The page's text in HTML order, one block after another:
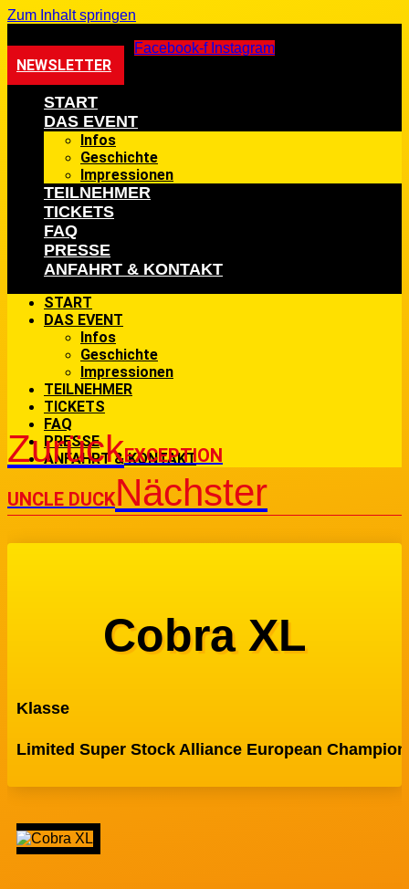
Zum Inhalt springen
Facebook-f Instagram
NEWSLETTER
START
DAS EVENT
Infos
Geschichte
Impressionen
TEILNEHMER
TICKETS
FAQ
PRESSE
ANFAHRT & KONTAKT
START
DAS EVENT
Infos
Geschichte
Impressionen
TEILNEHMER
TICKETS
FAQ
PRESSE
ANFAHRT & KONTAKT
ZurückEXCEPTION
UNCLE DUCKNächster
Cobra XL
Klasse
Limited Super Stock Alliance European